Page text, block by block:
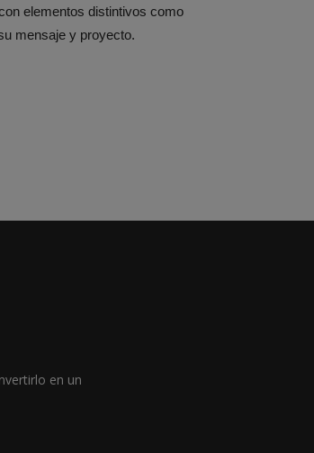
elementos distintivos como
mensaje y proyecto.
en un